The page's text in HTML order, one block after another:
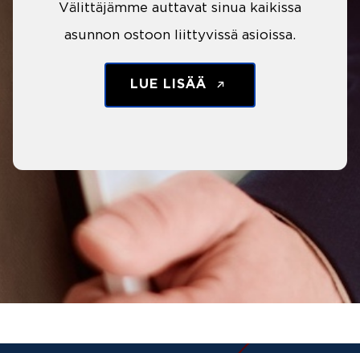
Välittäjämme auttavat sinua kaikissa
asunnon ostoon liittyvissä asioissa.
LUE LISÄÄ